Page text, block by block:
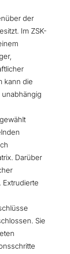
der
Im ZSK-
kann die
Darüber
Extrudierte
Sie